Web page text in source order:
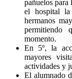
pañuelos
el hospital
hermanos
permitiendo
momento.
En 5º, la
mayores
actividades y
El alumnado